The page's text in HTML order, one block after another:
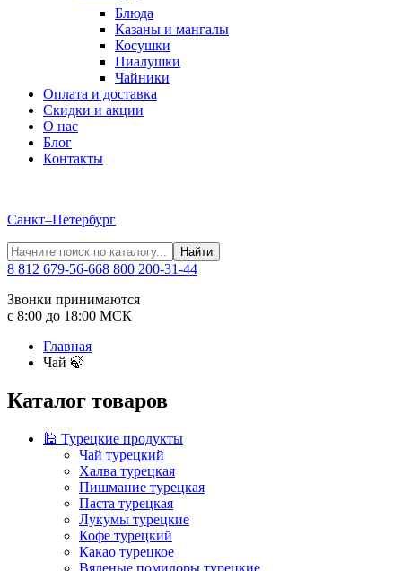
Блюда
Казаны и мангалы
Косушки
Пиалушки
Чайники
Оплата и доставка
Скидки и акции
О нас
Блог
Контакты
Санкт–Петербург
Найти
8 812 679-56-668 800 200-31-44
Звонки принимаются
с 8:00 до 18:00 МСК
Главная
Чай 🍃
Каталог товаров
🕌 Турецкие продукты
Чай турецкий
Халва турецкая
Пишмание турецкая
Паста турецкая
Лукумы турецкие
Кофе турецкий
Какао турецкое
Вяленые помидоры турецкие